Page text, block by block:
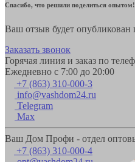
Спасибо, что решили поделиться опытом!
Ваш отзыв будет опубликован
Заказать звонок
Горячая линия и заказ по
Ежедневно с 7:00 до 20:00
+7 (863) 310-000-3
info@vashdom24.ru
Telegram
Max
Ваш Дом Профи - отдел
+7 (863) 310-000-4